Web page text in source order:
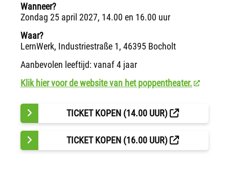
Wanneer?
Zondag 25 april 2027, 14.00 en 16.00 uur
Waar?
LernWerk, Industriestraße 1, 46395 Bocholt
Aanbevolen leeftijd: vanaf 4 jaar
Klik hier voor de website van het poppentheater.
TICKET KOPEN (14.00 UUR)
TICKET KOPEN (16.00 UUR)